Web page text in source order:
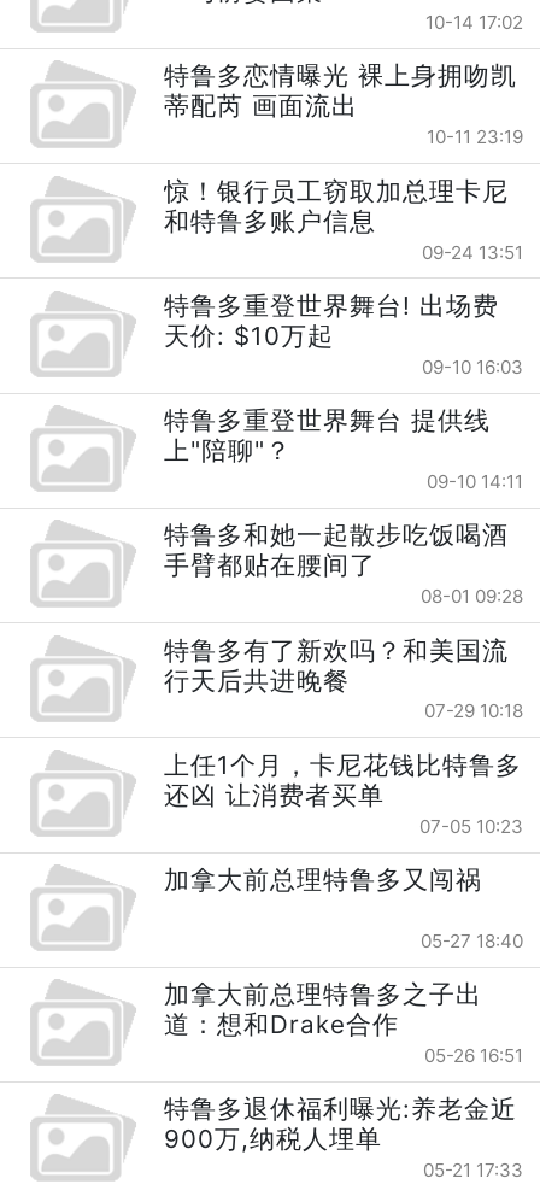
10-14 17:02
特鲁多恋情曝光 裸上身拥吻凯
蒂配芮 画面流出
10-11 23:19
惊！银行员工窃取加总理卡尼
和特鲁多账户信息
09-24 13:51
特鲁多重登世界舞台! 出场费
天价: $10万起
09-10 16:03
特鲁多重登世界舞台 提供线
上"陪聊"？
09-10 14:11
特鲁多和她一起散步吃饭喝酒
手臂都贴在腰间了
08-01 09:28
特鲁多有了新欢吗？和美国流
行天后共进晚餐
07-29 10:18
上任1个月，卡尼花钱比特鲁多
还凶 让消费者买单
07-05 10:23
加拿大前总理特鲁多又闯祸
05-27 18:40
加拿大前总理特鲁多之子出
道：想和Drake合作
05-26 16:51
特鲁多退休福利曝光:养老金近
900万,纳税人埋单
05-21 17:33